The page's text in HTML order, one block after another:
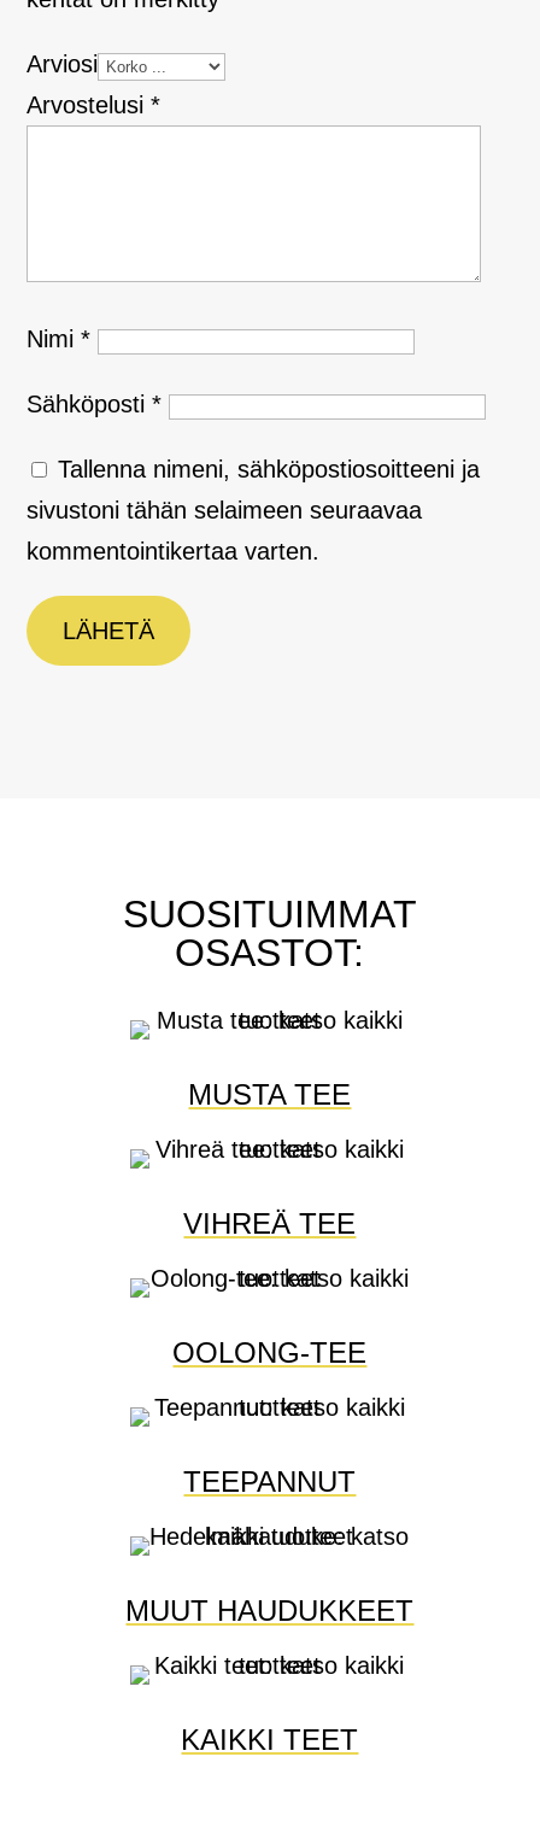
Arviosi
Arvostelusi*
Nimi*
Sähköposti*
Tallenna nimeni, sähköpostiosoitteeni ja
sivustoni tähän selaimeen seuraavaa
kommentointikertaa varten.
LÄHETÄ
SUOSITUIMMAT
OSASTOT:
MUSTA TEE
VIHREÄ TEE
OOLONG-TEE
TEEPANNUT
MUUT HAUDUKKEET
KAIKKI TEET